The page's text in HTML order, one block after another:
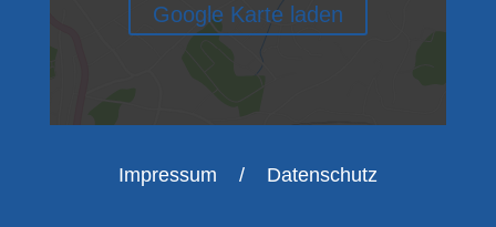
Google Karte laden
Impressum / Datenschutz